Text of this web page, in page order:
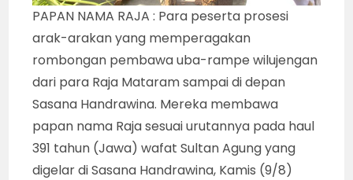
PAPAN NAMA RAJA : Para peserta prosesi
arak-arakan yang memperagakan
rombongan pembawa uba-rampe wilujengan
dari para Raja Mataram sampai di depan
Sasana Handrawina. Mereka membawa
papan nama Raja sesuai urutannya pada haul
391 tahun (Jawa) wafat Sultan Agung yang
digelar di Sasana Handrawina, Kamis (9/8)